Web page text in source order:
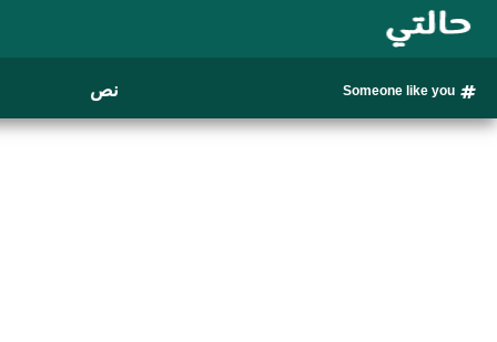
Someone like you نص